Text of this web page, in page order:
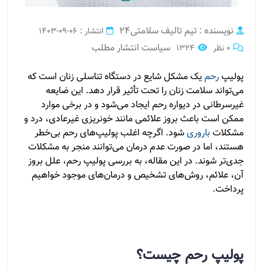
نویسنده : تیم تالیف سلامتی24
انتشار : 06-09-1403
0 نظر
1324 سیاست انتشار مطلب
پولیپرحمیک مشکل شایع در دستگاه تناسلی زنان است که
می‌تواند سلامت زنان را تحت تأثیر قرار دهد. این ضایعه
غیرسرطانی در دیواره رحم ایجاد می‌شود و در برخی موارد
ممکن است باعث بروز علائمی مانند خونریزی غیرعادی، درد و
مشکلات باروریشود. اگرچه اغلب پولیپ‌های رحم بی‌خطر
هستند، اما در صورت عدم درمان می‌توانند منجر به مشکلات
جدی‌تر شوند. در این مقاله، به بررسی پولیپ رحم، علل بروز
آن، علائم، روش‌های تشخیص و درمان‌های موجود خواهیم
پرداخت.
پولیپ رحم چیست؟